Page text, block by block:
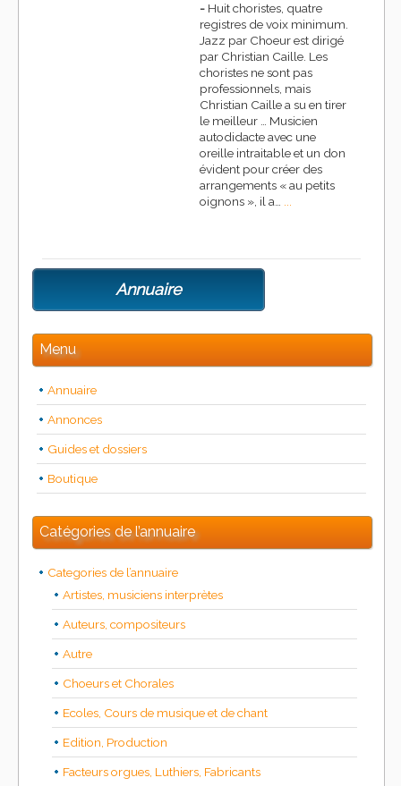
- Huit choristes, quatre
registres de voix minimum.
Jazz par Choeur est dirigé
par Christian Caille. Les
choristes ne sont pas
professionnels, mais
Christian Caille a su en tirer
le meilleur … Musicien
autodidacte avec une
oreille intraitable et un don
évident pour créer des
arrangements « au petits
oignons », il a… ...
Annuaire
Menu
Annuaire
Annonces
Guides et dossiers
Boutique
Catégories de l’annuaire
Categories de l’annuaire
Artistes, musiciens interprètes
Auteurs, compositeurs
Autre
Choeurs et Chorales
Ecoles, Cours de musique et de chant
Edition, Production
Facteurs orgues, Luthiers, Fabricants